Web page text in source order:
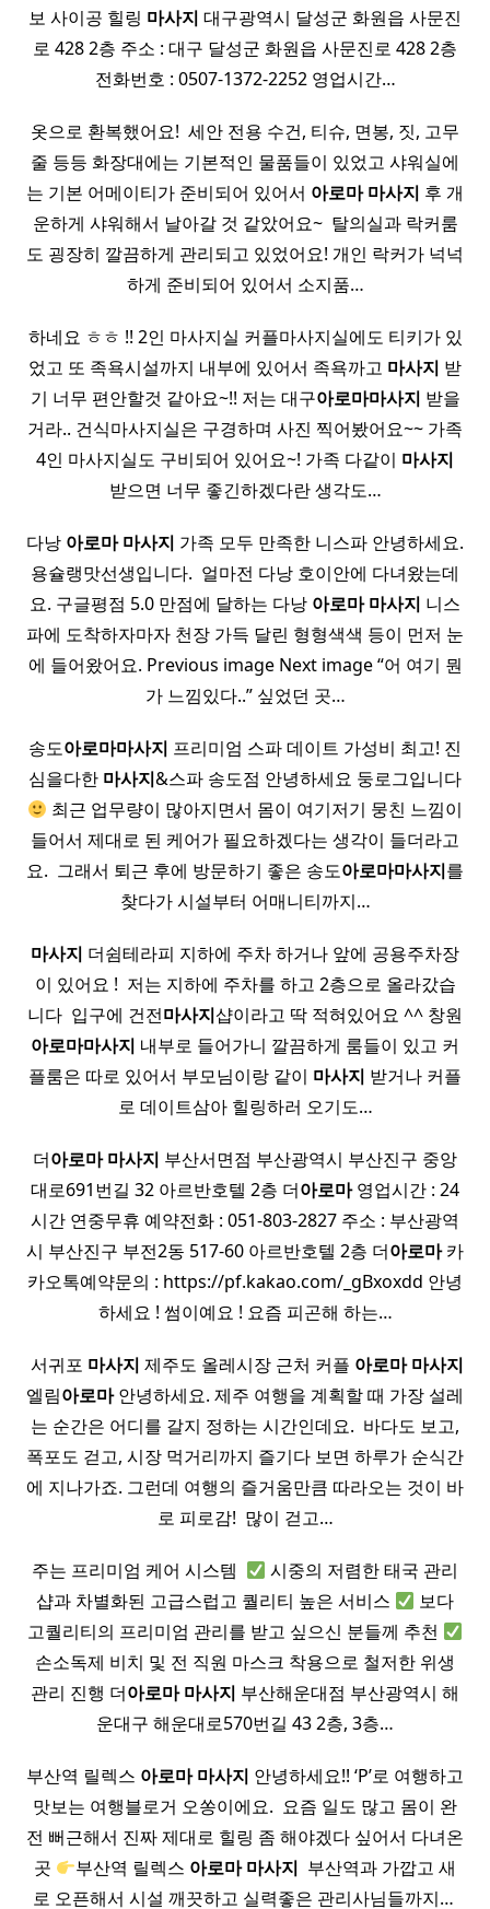
보 사이공 힐링 마사지 대구광역시 달성군 화원읍 사문진
로 428 2층 주소 : 대구 달성군 화원읍 사문진로 428 2층
전화번호 : 0507-1372-2252 영업시간…
옷으로 환복했어요! ​ 세안 전용 수건, 티슈, 면봉, 짓, 고무
줄 등등 화장대에는 기본적인 물품들이 있었고 샤워실에
는 기본 어메이티가 준비되어 있어서 아로마 마사지 후 개
운하게 샤워해서 날아갈 것 같았어요~ ​ 탈의실과 락커룸
도 굉장히 깔끔하게 관리되고 있었어요! 개인 락커가 넉넉
하게 준비되어 있어서 소지품…
하네요 ㅎㅎ !! 2인 마사지실 커플마사지실에도 티키가 있
었고 또 족욕시설까지 내부에 있어서 족욕까고 마사지 받
기 너무 편안할것 같아요~!! 저는 대구아로마마사지 받을
거라.. 건식마사지실은 구경하며 사진 찍어봤어요~~ 가족
4인 마사지실도 구비되어 있어요~! 가족 다같이 마사지
받으면 너무 좋긴하겠다란 생각도…
다낭 아로마 마사지 가족 모두 만족한 니스파 안녕하세요.
용슐랭맛선생입니다. ​ 얼마전 다낭 호이안에 다녀왔는데
요. 구글평점 5.0 만점에 달하는 다낭 아로마 마사지 니스
파에 도착하자마자 천장 가득 달린 형형색색 등이 먼저 눈
에 들어왔어요. Previous image Next image “어 여기 뭔
가 느낌있다..” 싶었던 곳…
송도아로마마사지 프리미엄 스파 데이트 가성비 최고! 진
심을다한 마사지&스파 송도점 안녕하세요 둥로그입니다
최근 업무량이 많아지면서 몸이 여기저기 뭉친 느낌이
들어서 제대로 된 케어가 필요하겠다는 생각이 들더라고
요. ​ 그래서 퇴근 후에 방문하기 좋은 송도아로마마사지를
찾다가 시설부터 어매니티까지…
마사지 더쉼테라피 지하에 주차 하거나 앞에 공용주차장
이 있어요 ! ​ 저는 지하에 주차를 하고 2층으로 올라갔습
니다 ​ 입구에 건전마사지샵이라고 딱 적혀있어요 ^^ 창원
아로마마사지 내부로 들어가니 깔끔하게 룸들이 있고 커
플룸은 따로 있어서 부모님이랑 같이 마사지 받거나 커플
로 데이트삼아 힐링하러 오기도…
더아로마 마사지 부산서면점 부산광역시 부산진구 중앙
대로691번길 32 아르반호텔 2층 더아로마영업시간 : 24
시간 연중무휴 예약전화 : 051-803-2827 주소 : 부산광역
시 부산진구 부전2동 517-60 아르반호텔 2층 더아로마카
카오톡예약문의 : https://pf.kakao.com/_gBxoxdd 안녕
하세요 ! 썸이예요 ! 요즘 피곤해 하는…
​ 서귀포 마사지 제주도 올레시장 근처 커플 아로마 마사지
엘림아로마안녕하세요. 제주 여행을 계획할 때 가장 설레
는 순간은 어디를 갈지 정하는 시간인데요. ​ 바다도 보고,
폭포도 걷고, 시장 먹거리까지 즐기다 보면 하루가 순식간
에 지나가죠. 그런데 여행의 즐거움만큼 따라오는 것이 바
로 피로감! ​ 많이 걷고…
주는 프리미엄 케어 시스템 ​
시중의 저렴한 태국 관리
샵과 차별화된 고급스럽고 퀄리티 높은 서비스
보다
고퀄리티의 프리미엄 관리를 받고 싶으신 분들께 추천
손소독제 비치 및 전 직원 마스크 착용으로 철저한 위생
관리 진행 더아로마 마사지 부산해운대점 부산광역시 해
운대구 해운대로570번길 43 2층, 3층…
부산역 릴렉스 아로마 마사지 안녕하세요!! ‘P’로 여행하고
맛보는 여행블로거 오쏭이에요. ​ 요즘 일도 많고 몸이 완
전 뻐근해서 진짜 제대로 힐링 좀 해야겠다 싶어서 다녀온
곳
부산역 릴렉스 아로마 마사지 ​ 부산역과 가깝고 새
로 오픈해서 시설 깨끗하고 실력좋은 관리사님들까지… ​